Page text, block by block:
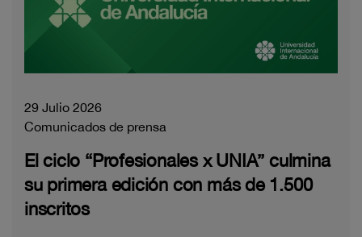
29 Julio 2026
Comunicados de prensa
El ciclo “Profesionales x UNIA” culmina
su primera edición con más de 1.500
inscritos